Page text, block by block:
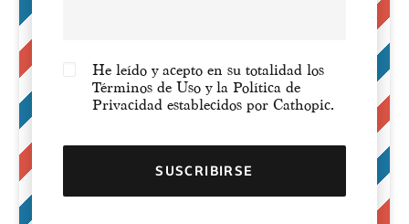
He leído y acepto en su totalidad los
Términos de Uso y la Política de
Privacidad establecidos por Cathopic.